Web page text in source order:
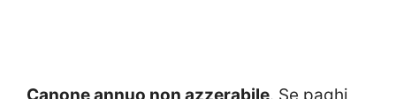
Canone annuo non azzerabile. Se paghi